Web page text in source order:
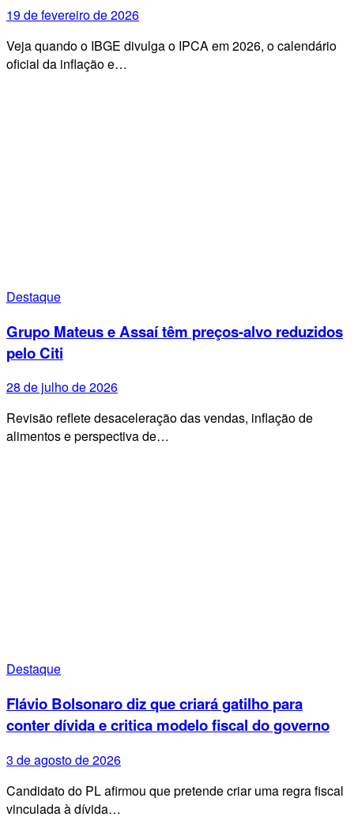
19 de fevereiro de 2026
Veja quando o IBGE divulga o IPCA em 2026, o calendário
oficial da inflação e…
Destaque
Grupo Mateus e Assaí têm preços-alvo reduzidos
pelo Citi
28 de julho de 2026
Revisão reflete desaceleração das vendas, inflação de
alimentos e perspectiva de…
Destaque
Flávio Bolsonaro diz que criará gatilho para
conter dívida e critica modelo fiscal do governo
3 de agosto de 2026
Candidato do PL afirmou que pretende criar uma regra fiscal
vinculada à dívida…